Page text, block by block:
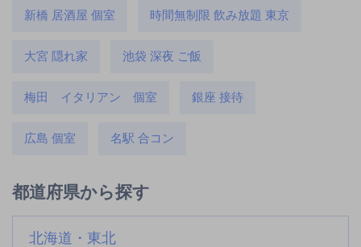
新橋 居酒屋 個室 時間無制限 飲み放題 東京
大宮 隠れ家 池袋 深夜 ご飯
梅田 イタリアン 個室 銀座 接待
広島 個室 名駅 合コン
都道府県から探す
北海道・東北